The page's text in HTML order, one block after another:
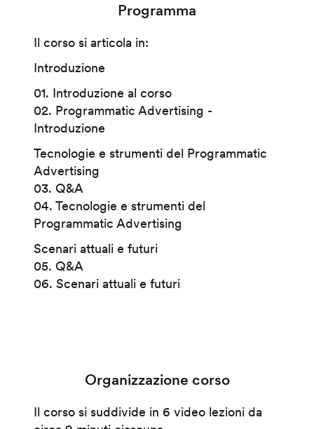
Programma
Il corso si articola in:
Introduzione
01. Introduzione al corso
02. Programmatic Advertising -
Introduzione
Tecnologie e strumenti del Programmatic
Advertising
03. Q&A
04. Tecnologie e strumenti del
Programmatic Advertising
Scenari attuali e futuri
05. Q&A
06. Scenari attuali e futuri
Organizzazione corso
Il corso si suddivide in 6 video lezioni da